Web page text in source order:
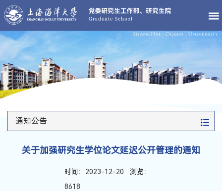
通知公告
关于加强研究生学位论文延迟公开管理的通知
时间：2023-12-20 浏览：
8618